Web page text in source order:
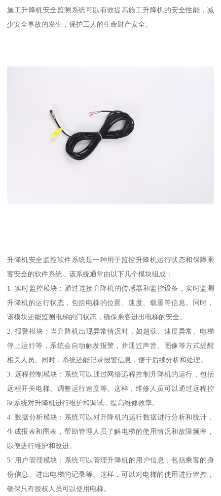
施工升降机安全监测系统可以有效提高施工升降机的安全性能，减
少安全事故的发生，保护工人的生命财产安全。
升降机安全监控软件系统是一种用于监控升降机运行状态和保障乘
客安全的软件系统。该系统通常由以下几个模块组成：
1. 实时监控模块：通过连接升降机的传感器和监控设备，实时监测
升降机的运行状态，包括电梯的位置、速度、载重等信息。同时，
该模块还能监测电梯的门状态，确保乘客进出电梯的安全。
2. 报警模块：当升降机出现异常情况时，如超载、速度异常、电梯
停止运行等，系统会自动触发报警，并通过声音、图像等方式提醒
相关人员。同时，系统还能记录报警信息，便于后续分析和处理。
3. 远程控制模块：系统可以通过网络远程控制升降机的运行，包括
远程开关电梯、调整运行速度等。这样，维修人员可以通过远程控
制系统对升降机进行维护和调试，提高维修效率。
4. 数据分析模块：系统可以对升降机的运行数据进行分析和统计，
生成报表和图表，帮助管理人员了解电梯的使用情况和故障频率，
以便进行维护和改进。
5. 用户管理模块：系统可以管理升降机的用户信息，包括乘客的身
份信息、进出电梯的记录等。这样，可以对电梯的使用进行管控，
确保只有授权人员可以使用电梯。